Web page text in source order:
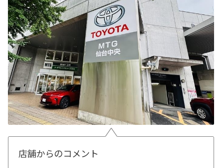
店舗からのコメント